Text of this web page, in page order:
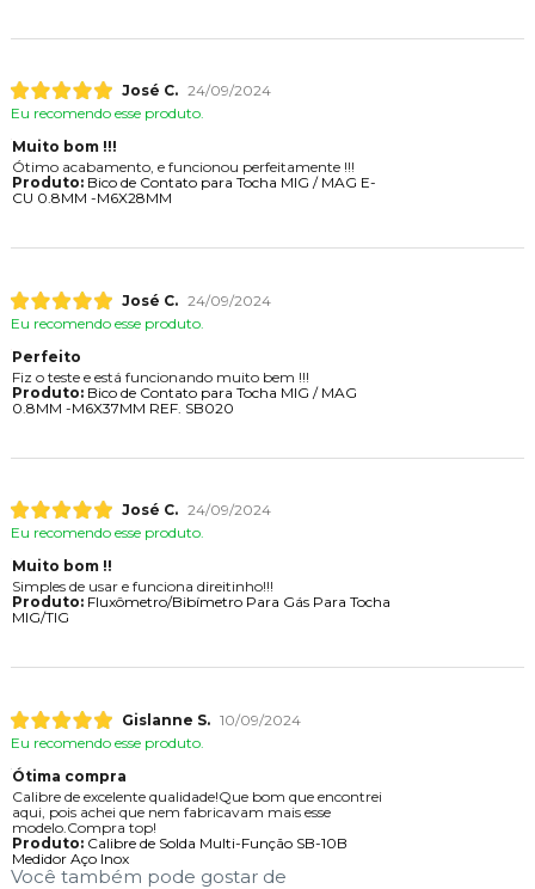
José C. 24/09/2024
Eu recomendo esse produto.
Muito bom !!!
Ótimo acabamento, e funcionou perfeitamente !!!
Produto:Bico de Contato para Tocha MIG / MAG E-
CU 0.8MM -M6X28MM
José C. 24/09/2024
Eu recomendo esse produto.
Perfeito
Fiz o teste e está funcionando muito bem !!!
Produto:Bico de Contato para Tocha MIG / MAG
0.8MM -M6X37MM REF. SB020
José C. 24/09/2024
Eu recomendo esse produto.
Muito bom !!
Simples de usar e funciona direitinho!!!
Produto:Fluxômetro/Bibímetro Para Gás Para Tocha
MIG/TIG
Gislanne S. 10/09/2024
Eu recomendo esse produto.
Ótima compra
Calibre de excelente qualidade!Que bom que encontrei
aqui, pois achei que nem fabricavam mais esse
modelo.Compra top!
Produto:Calibre de Solda Multi-Função SB-10B
Medidor Aço Inox
Você também pode gostar de